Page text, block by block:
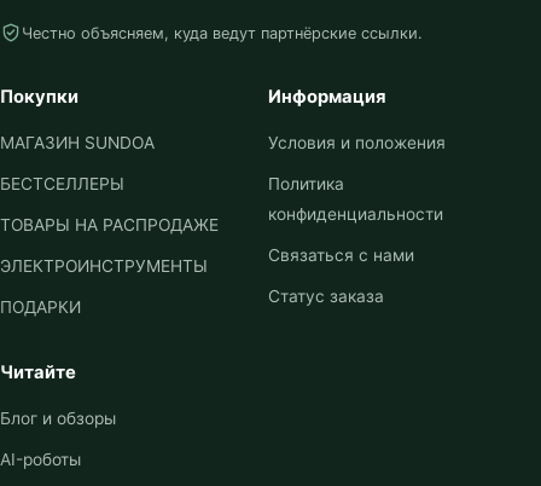
Честно объясняем, куда ведут партнёрские ссылки.
Покупки
МАГАЗИН SUNDOA
БЕСТСЕЛЛЕРЫ
ТОВАРЫ НА РАСПРОДАЖЕ
ЭЛЕКТРОИНСТРУМЕНТЫ
ПОДАРКИ
Информация
Условия и положения
Политика
конфиденциальности
Связаться с нами
Статус заказа
Читайте
Блог и обзоры
AI-роботы